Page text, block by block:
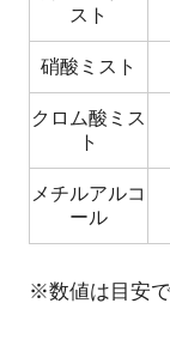
スト
硝酸ミスト
クロム酸ミス
ト
メチルアルコ
ール
※数値は目安で